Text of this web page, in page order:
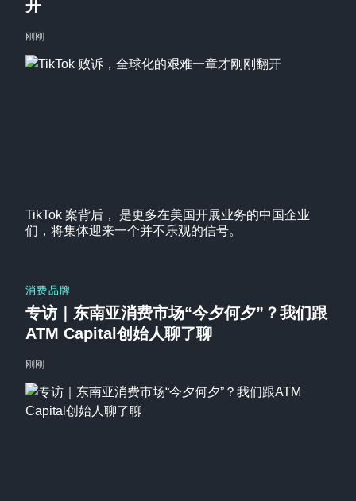
TikTok 案背后， 是更多在美国开展业务的中国企业
们，将集体迎来一个并不乐观的信号。
开
刚刚
消费品牌
专访｜东南亚消费市场“今夕何夕”？我们跟
ATM Capital创始人聊了聊
刚刚